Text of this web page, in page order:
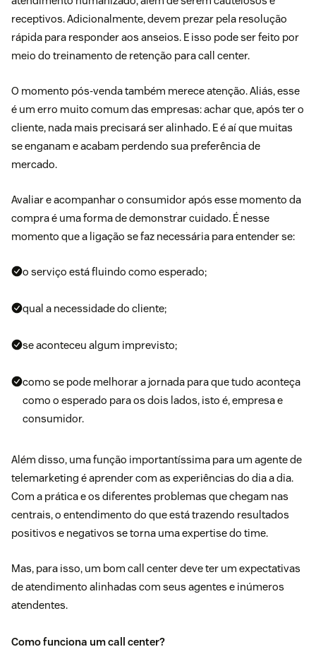
receptivos. Adicionalmente, devem prezar pela resolução
rápida para responder aos anseios. E isso pode ser feito por
meio do treinamento de retenção para call center.
O momento pós-venda também merece atenção. Aliás, esse
é um erro muito comum das empresas: achar que, após ter o
cliente, nada mais precisará ser alinhado. E é aí que muitas
se enganam e acabam perdendo sua preferência de
mercado.
Avaliar e acompanhar o consumidor após esse momento da
compra é uma forma de demonstrar cuidado. É nesse
momento que a ligação se faz necessária para entender se:
o serviço está fluindo como esperado;
qual a necessidade do cliente;
se aconteceu algum imprevisto;
como se pode melhorar a jornada para que tudo aconteça
como o esperado para os dois lados, isto é, empresa e
consumidor.
Além disso, uma função importantíssima para um agente de
telemarketing é aprender com as experiências do dia a dia.
Com a prática e os diferentes problemas que chegam nas
centrais, o entendimento do que está trazendo resultados
positivos e negativos se torna uma expertise do time.
Mas, para isso, um bom call center deve ter um expectativas
de atendimento alinhadas com seus agentes e inúmeros
atendentes.
Como funciona um call center?